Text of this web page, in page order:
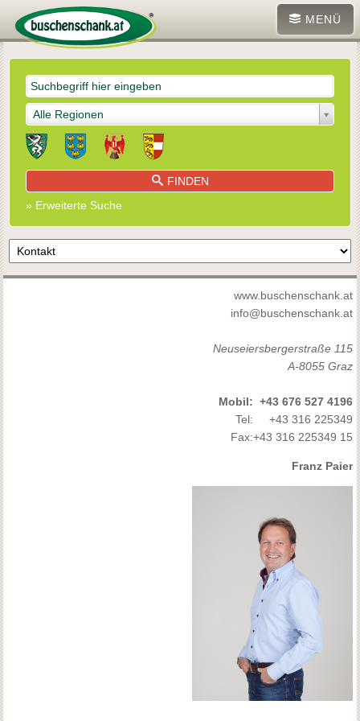
MENÜ
Alle Regionen
FINDEN
» Erweiterte Suche
www.buschenschank.at
info@buschenschank.at
Neuseiersbergerstraße 115
A-8055 Graz
Mobil: +43 676 527 4196
Tel:
+43 316 225349
Fax:+43 316 225349 15
Franz Paier